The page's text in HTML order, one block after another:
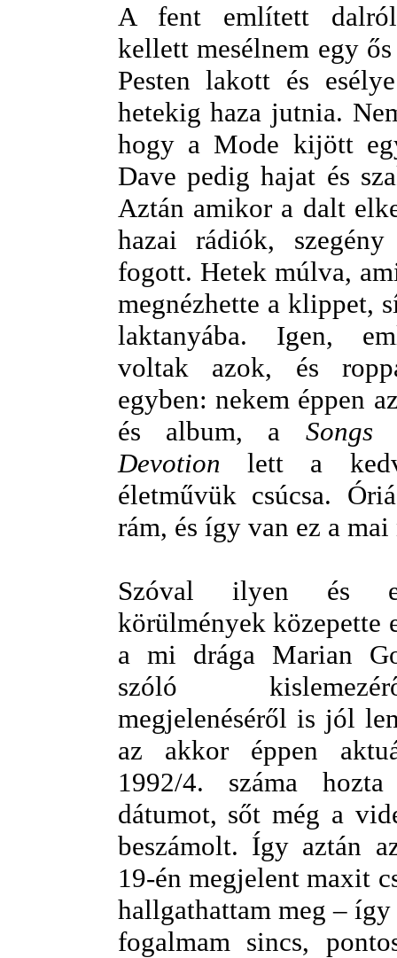
A fent említett
kellett mesélnem egy
Pesten lakott és
hetekig haza jutnia.
hogy a Mode kijött
Dave pedig hajat és
Aztán amikor a dalt
hazai rádiók,
fogott. Hetek múlva,
megnézhette a klippet,
laktanyába. Igen,
voltak azok, és
egyben: nekem éppen
és album, a
Devotion lett a
életművük csúcsa.
rám, és így van ez a
Szóval ilyen és
körülmények közepette
a mi drága Marian
szóló
megjelenéséről is jól
az akkor éppen
1992/4. száma
dátumot, sőt még a
beszámolt. Így aztán
19-én megjelent maxit
hallgathattam meg –
fogalmam sincs,